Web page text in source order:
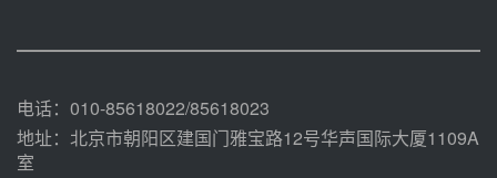
100MW光热发电项目管件采购
电话：010-85618022/85618023
地址：北京市朝阳区建国门雅宝路12号华声国际大厦1109A
室